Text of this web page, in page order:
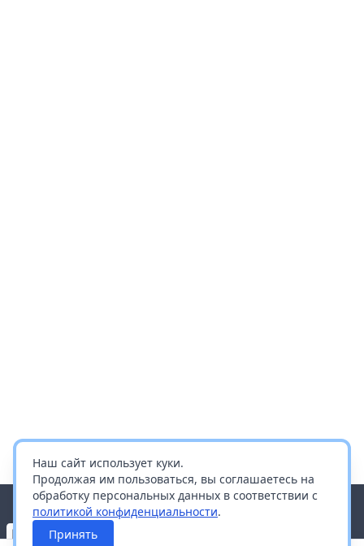
Наш сайт использует куки.
Продолжая им пользоваться, вы соглашаетесь на
обработку персональных данных в соответствии с
политикой конфиденциальности.
Принять